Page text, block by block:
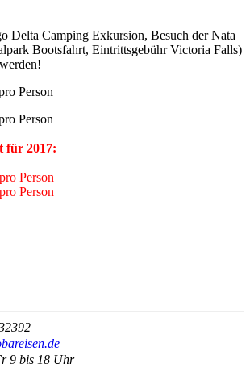
Delta Camping Exkursion, Besuch der Nata
Bootsfahrt, Eintrittsgebühr Victoria Falls)
Person
Person
für 2017:
Person
Person
9 bis 18 Uhr